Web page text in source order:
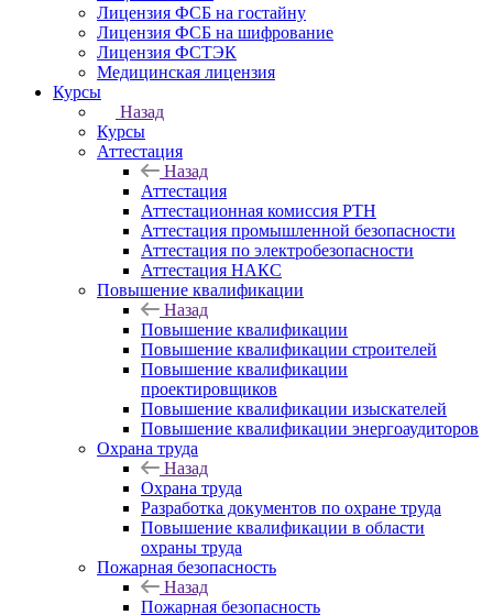
Лицензия ФСБ на гостайну
Лицензия ФСБ на шифрование
Лицензия ФСТЭК
Медицинская лицензия
Курсы
Назад
Курсы
Аттестация
Назад
Аттестация
Аттестационная комиссия РТН
Аттестация промышленной безопасности
Аттестация по электробезопасности
Аттестация НАКС
Повышение квалификации
Назад
Повышение квалификации
Повышение квалификации строителей
Повышение квалификации
проектировщиков
Повышение квалификации изыскателей
Повышение квалификации энергоаудиторов
Охрана труда
Назад
Охрана труда
Разработка документов по охране труда
Повышение квалификации в области
охраны труда
Пожарная безопасность
Назад
Пожарная безопасность